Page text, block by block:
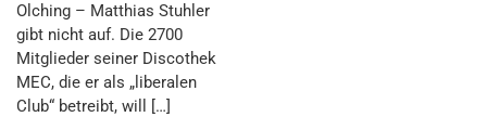
Olching – Matthias Stuhler
gibt nicht auf. Die 2700
Mitglieder seiner Discothek
MEC, die er als „liberalen
Club“ betreibt, will […]